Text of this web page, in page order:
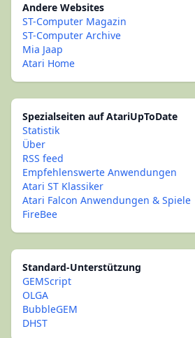
Andere Websites
ST-Computer Magazin
ST-Computer Archive
Mia Jaap
Atari Home
Spezialseiten auf AtariUpToDate
Statistik
Über
RSS feed
Empfehlenswerte Anwendungen
Atari ST Klassiker
Atari Falcon Anwendungen & Spiele
FireBee
Standard-Unterstützung
GEMScript
OLGA
BubbleGEM
DHST